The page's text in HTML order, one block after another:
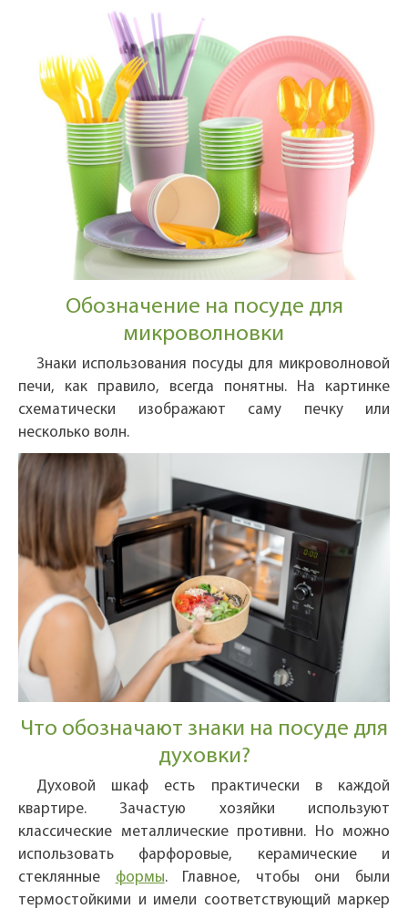
Обозначение на посуде для
микроволновки
Знаки использования посуды для микроволновой
печи, как правило, всегда понятны. На картинке
схематически изображают саму печку или
несколько волн.
Что обозначают знаки на посуде для
духовки?
Духовой шкаф есть практически в каждой
квартире. Зачастую хозяйки используют
классические металлические противни. Но можно
использовать фарфоровые, керамические и
стеклянные формы. Главное, чтобы они были
термостойкими и имели соответствующий маркер